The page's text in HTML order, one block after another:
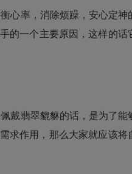
心率，消除烦躁，安心定神
的一个主要原因，这样的话
戴翡翠貔貅的话，是为了能
求作用，那么大家就应该将